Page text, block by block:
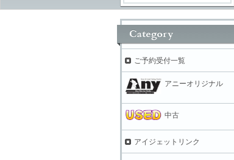
ご予約受付一覧
アニーオリジナル
中古
アイジェットリンク